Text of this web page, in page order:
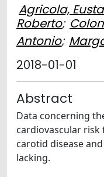
Agricola,
Roberto;
Antonio;
2018-01-01
Abstract
Data concerning
cardiovascular
carotid disease
lacking.